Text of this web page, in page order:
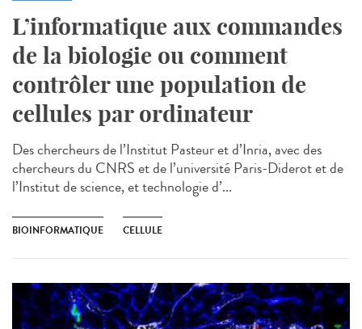
L’informatique aux commandes
de la biologie ou comment
contrôler une population de
cellules par ordinateur
Des chercheurs de l’Institut Pasteur et d’Inria, avec des
chercheurs du CNRS et de l’université Paris-Diderot et de
l’Institut de science, et technologie d’...
BIOINFORMATIQUE CELLULE